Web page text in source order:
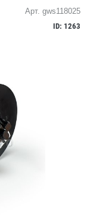
Арт. gws118025
ID: 1263